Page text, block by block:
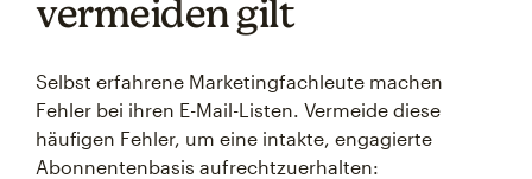
vermeiden gilt
Selbst erfahrene Marketingfachleute machen
Fehler bei ihren E-Mail-Listen. Vermeide diese
häufigen Fehler, um eine intakte, engagierte
Abonnentenbasis aufrechtzuerhalten: